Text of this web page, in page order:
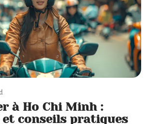
à Ho Chi Minh :
et conseils pratiques